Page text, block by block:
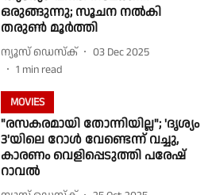
ഒരുങ്ങുന്നു; സൂചന നൽകി
തരുണ്‍ മൂര്‍ത്തി
ന്യൂസ് ഡെസ്ക്
03 Dec 2025
1 min read
MOVIES
"രസകരമായി തോന്നിയില്ല"; 'ദൃശ്യം
3'യിലെ റോള്‍ വേണ്ടെന്ന് വച്ചു,
കാരണം വെളിപ്പെടുത്തി പരേഷ്
റാവല്‍